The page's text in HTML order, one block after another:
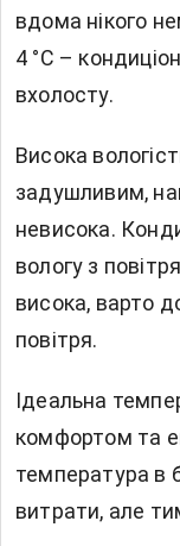
вдома нікого
4 °C –
вхолосту.
Висока
задушливим,
невисока.
вологу з
висока, варто
повітря.
Ідеальна
комфортом та
температура в
витрати, але